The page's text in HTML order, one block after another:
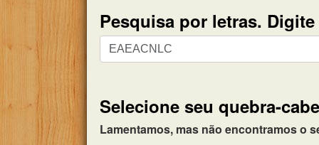
Pesquisa por letras.
Pesquisa
por
todas
as
Selecione seu quebra-
Lamentamos, mas não encontramos o